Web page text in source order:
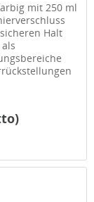
mit 250 ml
Halt